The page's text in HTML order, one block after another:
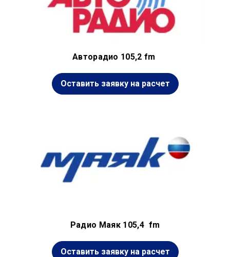
Авторадио 105,2 fm
Оставить заявку на расчет
Радио Маяк 105,4 fm
Оставить заявку на расчет